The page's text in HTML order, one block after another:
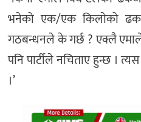
भनेको एक/एक किलाेको ढक
गठबन्धनले के गर्छ ? एक्लै
पनि पार्टीले नचिताए हुन्छ ।
।’